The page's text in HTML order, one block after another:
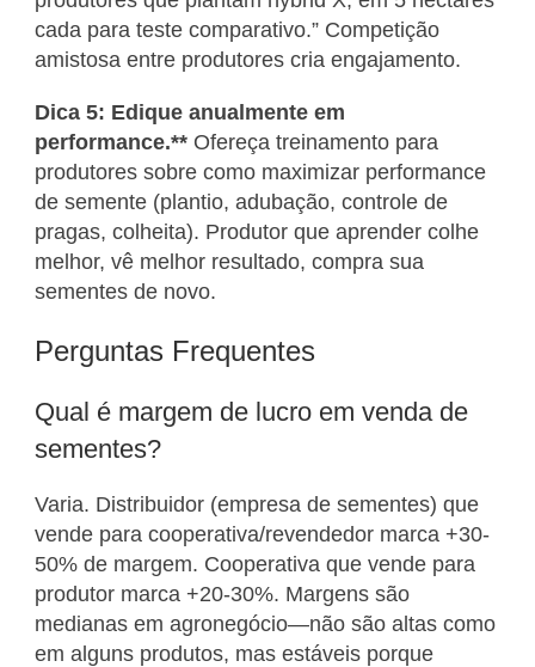
cada para teste comparativo.” Competição
amistosa entre produtores cria engajamento.
Dica 5: Edique anualmente em
performance.** Ofereça treinamento para
produtores sobre como maximizar performance
de semente (plantio, adubação, controle de
pragas, colheita). Produtor que aprender colhe
melhor, vê melhor resultado, compra sua
sementes de novo.
Perguntas Frequentes
Qual é margem de lucro em venda de
sementes?
Varia. Distribuidor (empresa de sementes) que
vende para cooperativa/revendedor marca +30-
50% de margem. Cooperativa que vende para
produtor marca +20-30%. Margens são
medianas em agronegócio—não são altas como
em alguns produtos, mas estáveis porque